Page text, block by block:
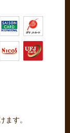
ます。